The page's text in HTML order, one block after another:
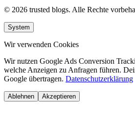
© 2026 trusted blogs. Alle Rechte
System
Wir verwenden Cookies
Wir nutzen Google Ads Conversion
welche Anzeigen zu Anfragen führen.
Google übertragen. Datenschutzerklärung
Ablehnen Akzeptieren